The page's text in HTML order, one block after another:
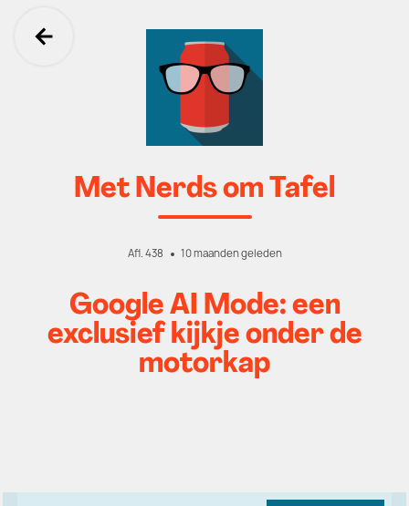
Ga terug
Met Nerds om Tafel
Afl. 438 10 maanden geleden
Google AI Mode: een
exclusief kijkje onder de
motorkap